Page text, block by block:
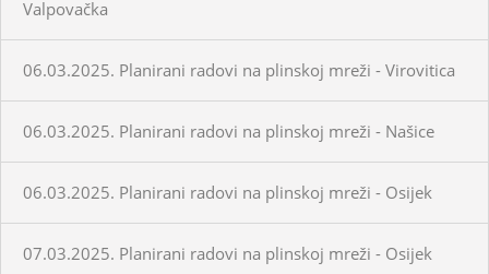
Valpovačka
06.03.2025. Planirani radovi na plinskoj mreži - Virovitica
06.03.2025. Planirani radovi na plinskoj mreži - Našice
06.03.2025. Planirani radovi na plinskoj mreži - Osijek
07.03.2025. Planirani radovi na plinskoj mreži - Osijek